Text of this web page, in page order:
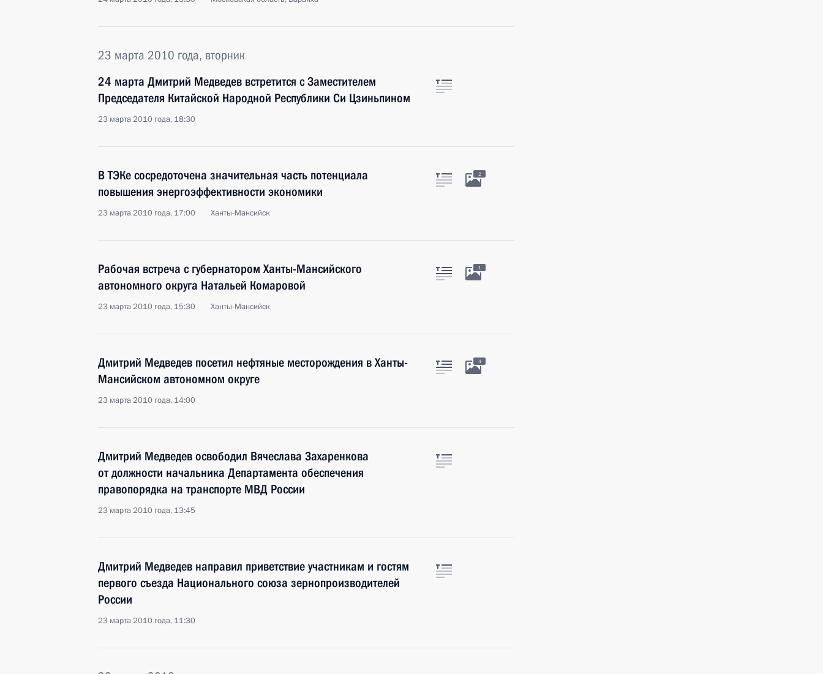
23 марта 2010 года, вторник
24 марта Дмитрий Медведев встретится с Заместителем
Председателя Китайской Народной Республики Си Цзиньпином
23 марта 2010 года, 18:30
В ТЭКе сосредоточена значительная часть потенциала
повышения энергоэффективности экономики
23 марта 2010 года, 17:00 Ханты-Мансийск
2
Рабочая встреча с губернатором Ханты-Мансийского
автономного округа Натальей Комаровой
23 марта 2010 года, 15:30 Ханты-Мансийск
1
Дмитрий Медведев посетил нефтяные месторождения в Ханты-
Мансийском автономном округе
23 марта 2010 года, 14:00
4
Дмитрий Медведев освободил Вячеслава Захаренкова
от должности начальника Департамента обеспечения
правопорядка на транспорте МВД России
23 марта 2010 года, 13:45
Дмитрий Медведев направил приветствие участникам и гостям
первого съезда Национального союза зернопроизводителей
России
23 марта 2010 года, 11:30